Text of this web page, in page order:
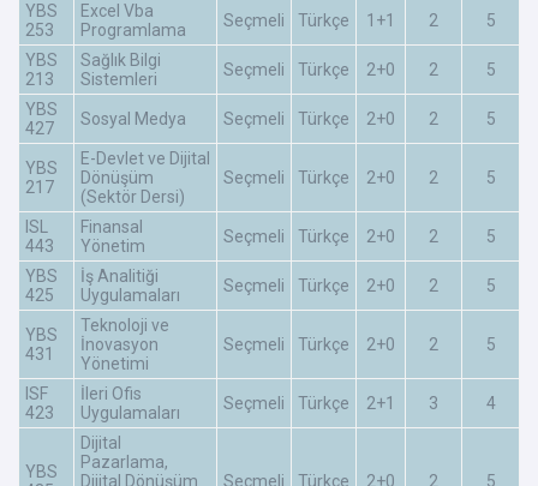
YBS
253
Excel Vba
Programlama
Seçmeli Türkçe 1+1 2 5
YBS
213
Sağlık Bilgi
Sistemleri
Seçmeli Türkçe 2+0 2 5
YBS
427
Sosyal Medya Seçmeli Türkçe 2+0 2 5
YBS
217
E-Devlet ve Dijital
Dönüşüm
(Sektör Dersi)
Seçmeli Türkçe 2+0 2 5
ISL
443
Finansal
Yönetim
Seçmeli Türkçe 2+0 2 5
YBS
425
İş Analitiği
Uygulamaları
Seçmeli Türkçe 2+0 2 5
YBS
431
Teknoloji ve
İnovasyon
Yönetimi
Seçmeli Türkçe 2+0 2 5
ISF
423
İleri Ofis
Uygulamaları
Seçmeli Türkçe 2+1 3 4
YBS
Dijital
Pazarlama,
Dijital Dönüşüm
Seçmeli Türkçe 2+0 2 5